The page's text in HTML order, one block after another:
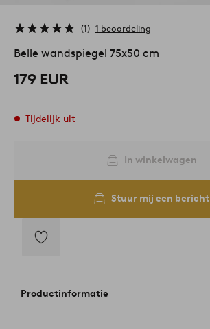
1 1 beoordeling
Belle wandspiegel 75x50 cm
179 EUR
Tijdelijk uit
In winkelwagen
Stuur mij een bericht
aan
favorieten
Productinformatie